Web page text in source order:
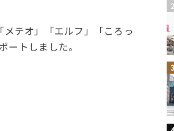
メテオ」「エルフ」「ころっ
ートしました。